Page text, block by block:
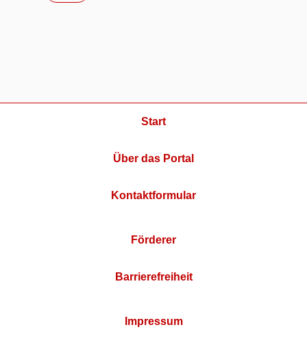
Start
Über das Portal
Kontaktformular
Förderer
Barrierefreiheit
Impressum